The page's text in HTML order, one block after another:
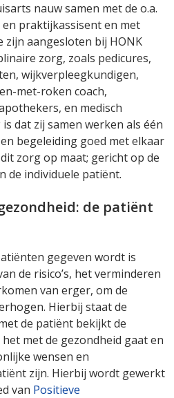
nauw samen met de o.a.
praktijkassisent en met
aangesloten bij HONK
zorg, zoals pedicures,
wijkverpleegkundigen,
met-roken coach,
en medisch
dat zij samen werken als één
begeleiding goed met elkaar
zorg op maat; gericht op de
de individuele patiënt.
de patiënt
gegeven wordt is
de risico’s, het verminderen
van erger, om de
Hierbij staat de
de patiënt bekijkt de
met de gezondheid gaat en
wensen en
zijn. Hierbij wordt gewerkt
van Positieve